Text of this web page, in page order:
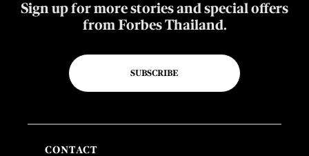
Sign up for more stories and special offers
from Forbes Thailand.
SUBSCRIBE
CONTACT